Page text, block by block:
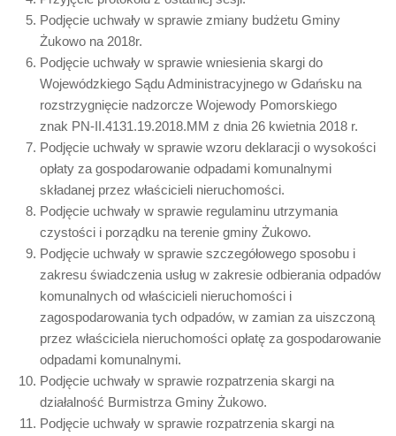
Podjęcie uchwały w sprawie zmiany budżetu Gminy
Żukowo na 2018r.
Podjęcie uchwały w sprawie wniesienia skargi do
Wojewódzkiego Sądu Administracyjnego w Gdańsku na
rozstrzygnięcie nadzorcze Wojewody Pomorskiego
znak PN-II.4131.19.2018.MM z dnia 26 kwietnia 2018 r.
Podjęcie uchwały w sprawie wzoru deklaracji o wysokości
opłaty za gospodarowanie odpadami komunalnymi
składanej przez właścicieli nieruchomości.
Podjęcie uchwały w sprawie regulaminu utrzymania
czystości i porządku na terenie gminy Żukowo.
Podjęcie uchwały w sprawie szczegółowego sposobu i
zakresu świadczenia usług w zakresie odbierania odpadów
komunalnych od właścicieli nieruchomości i
zagospodarowania tych odpadów, w zamian za uiszczoną
przez właściciela nieruchomości opłatę za gospodarowanie
odpadami komunalnymi.
Podjęcie uchwały w sprawie rozpatrzenia skargi na
działalność Burmistrza Gminy Żukowo.
Podjęcie uchwały w sprawie rozpatrzenia skargi na